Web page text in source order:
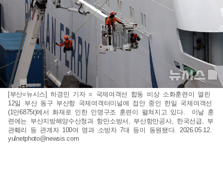
[부산=뉴시스] 하경민 기자 = 국제여객선 합동 비상 소화훈련이 열린
12일 부산 동구 부산항 국제여객터미널에 접안 중인 한일 국제여객선
(1만6875t)에서 화재로 인한 인명구조 훈련이 펼쳐지고 있다. 이날 훈
련에는 부산지방해양수산청과 항만소방서, 부산항만공사, 한국선급, 부
관훼리 등 관계자 100여 명과 소방차 7대 등이 동원됐다. 2026.05.12.
yulnetphoto@newsis.com